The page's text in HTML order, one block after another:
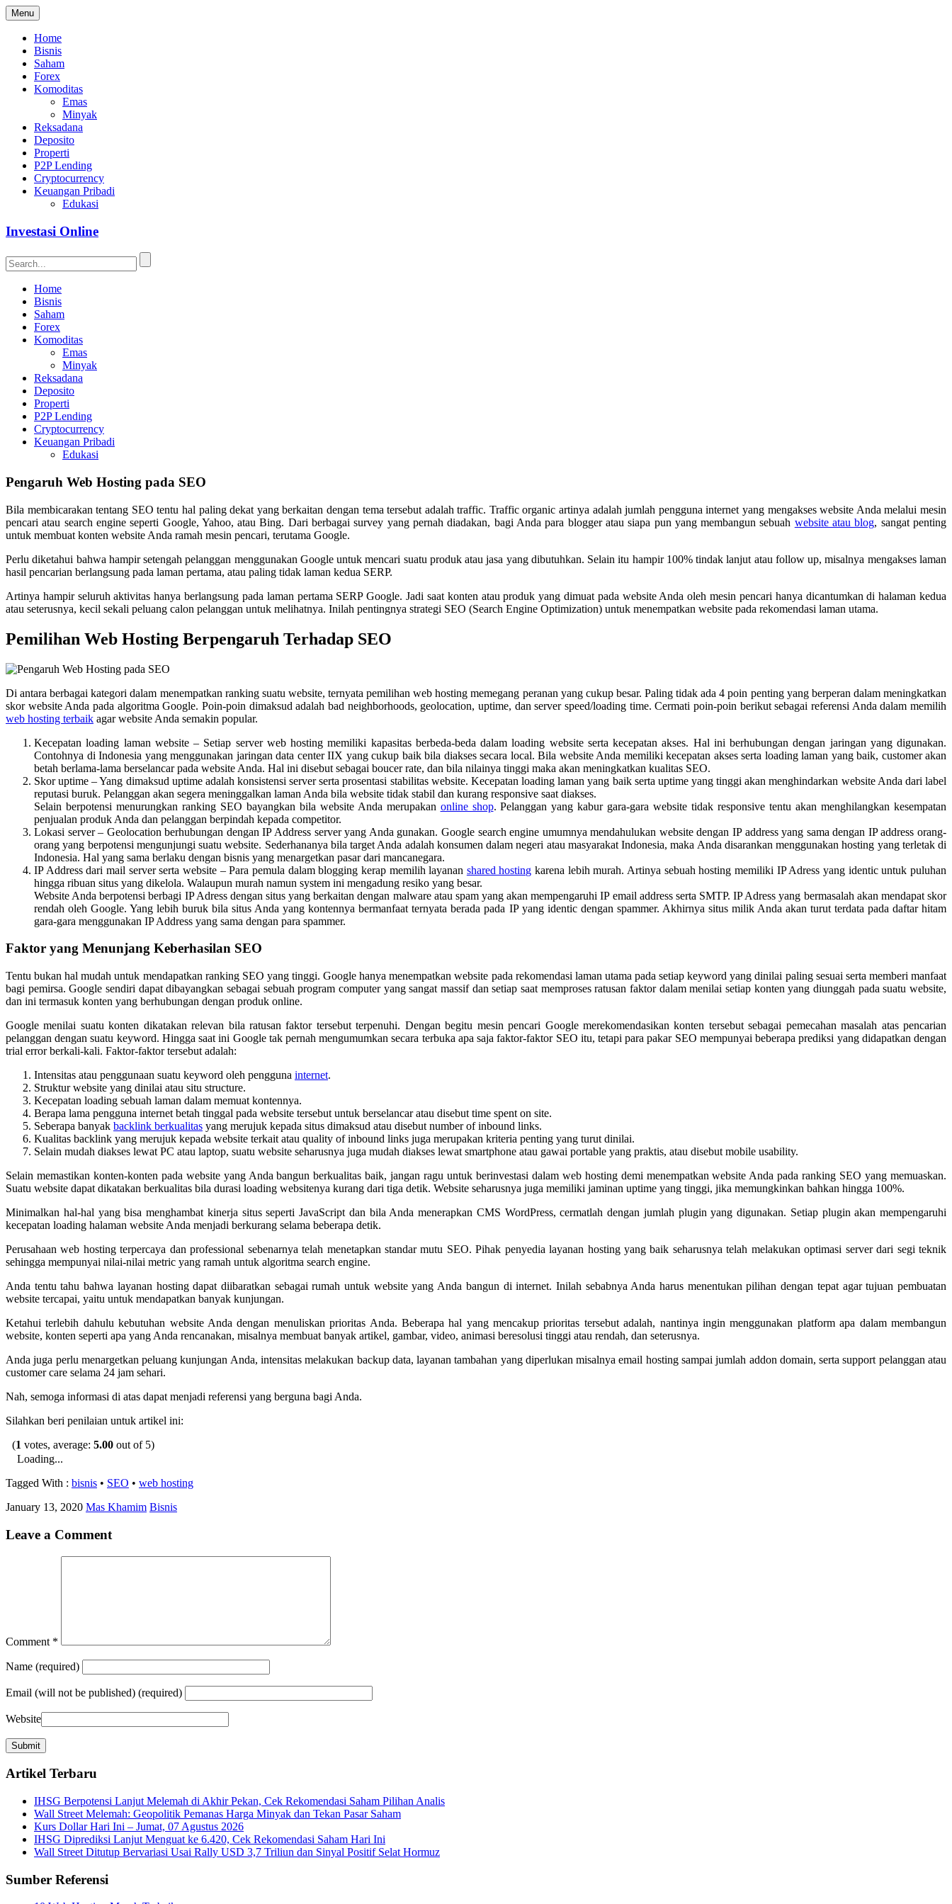
Menu
Home
Bisnis
Saham
Forex
Komoditas
Emas
Minyak
Reksadana
Deposito
Properti
P2P Lending
Cryptocurrency
Keuangan Pribadi
Edukasi
Investasi Online
Home
Bisnis
Saham
Forex
Komoditas
Emas
Minyak
Reksadana
Deposito
Properti
P2P Lending
Cryptocurrency
Keuangan Pribadi
Edukasi
Pengaruh Web Hosting pada SEO
Bila membicarakan tentang SEO tentu hal paling dekat yang berkaitan dengan tema tersebut adalah traffic. Traffic organic artinya adalah jumlah pengguna internet yang mengakses website Anda melalui mesin
pencari atau search engine seperti Google, Yahoo, atau Bing. Dari berbagai survey yang pernah diadakan, bagi Anda para blogger atau siapa pun yang membangun sebuah website atau blog, sangat penting
untuk membuat konten website Anda ramah mesin pencari, terutama Google.
Perlu diketahui bahwa hampir setengah pelanggan menggunakan Google untuk mencari suatu produk atau jasa yang dibutuhkan. Selain itu hampir 100% tindak lanjut atau follow up, misalnya mengakses laman
hasil pencarian berlangsung pada laman pertama, atau paling tidak laman kedua SERP.
Artinya hampir seluruh aktivitas hanya berlangsung pada laman pertama SERP Google. Jadi saat konten atau produk yang dimuat pada website Anda oleh mesin pencari hanya dicantumkan di halaman kedua
atau seterusnya, kecil sekali peluang calon pelanggan untuk melihatnya. Inilah pentingnya strategi SEO (Search Engine Optimization) untuk menempatkan website pada rekomendasi laman utama.
Pemilihan Web Hosting Berpengaruh Terhadap SEO
Di antara berbagai kategori dalam menempatkan ranking suatu website, ternyata pemilihan web hosting memegang peranan yang cukup besar. Paling tidak ada 4 poin penting yang berperan dalam meningkatkan
skor website Anda pada algoritma Google. Poin-poin dimaksud adalah bad neighborhoods, geolocation, uptime, dan server speed/loading time. Cermati poin-poin berikut sebagai referensi Anda dalam memilih
web hosting terbaik agar website Anda semakin popular.
Kecepatan loading laman website – Setiap server web hosting memiliki kapasitas berbeda-beda dalam loading website serta kecepatan akses. Hal ini berhubungan dengan jaringan yang digunakan.
Contohnya di Indonesia yang menggunakan jaringan data center IIX yang cukup baik bila diakses secara local. Bila website Anda memiliki kecepatan akses serta loading laman yang baik, customer akan
betah berlama-lama berselancar pada website Anda. Hal ini disebut sebagai boucer rate, dan bila nilainya tinggi maka akan meningkatkan kualitas SEO.
Skor uptime – Yang dimaksud uptime adalah konsistensi server serta prosentasi stabilitas website. Kecepatan loading laman yang baik serta uptime yang tinggi akan menghindarkan website Anda dari label
reputasi buruk. Pelanggan akan segera meninggalkan laman Anda bila website tidak stabil dan kurang responsive saat diakses.
Selain berpotensi menurungkan ranking SEO bayangkan bila website Anda merupakan online shop. Pelanggan yang kabur gara-gara website tidak responsive tentu akan menghilangkan kesempatan
penjualan produk Anda dan pelanggan berpindah kepada competitor.
Lokasi server – Geolocation berhubungan dengan IP Address server yang Anda gunakan. Google search engine umumnya mendahulukan website dengan IP address yang sama dengan IP address orang-
orang yang berpotensi mengunjungi suatu website. Sederhananya bila target Anda adalah konsumen dalam negeri atau masyarakat Indonesia, maka Anda disarankan menggunakan hosting yang terletak di
Indonesia. Hal yang sama berlaku dengan bisnis yang menargetkan pasar dari mancanegara.
IP Address dari mail server serta website – Para pemula dalam blogging kerap memilih layanan shared hosting karena lebih murah. Artinya sebuah hosting memiliki IP Adress yang identic untuk puluhan
hingga ribuan situs yang dikelola. Walaupun murah namun system ini mengadung resiko yang besar.
Website Anda berpotensi berbagi IP Adress dengan situs yang berkaitan dengan malware atau spam yang akan mempengaruhi IP email address serta SMTP. IP Adress yang bermasalah akan mendapat skor
rendah oleh Google. Yang lebih buruk bila situs Anda yang kontennya bermanfaat ternyata berada pada IP yang identic dengan spammer. Akhirnya situs milik Anda akan turut terdata pada daftar hitam
gara-gara menggunakan IP Address yang sama dengan para spammer.
Faktor yang Menunjang Keberhasilan SEO
Tentu bukan hal mudah untuk mendapatkan ranking SEO yang tinggi. Google hanya menempatkan website pada rekomendasi laman utama pada setiap keyword yang dinilai paling sesuai serta memberi manfaat
bagi pemirsa. Google sendiri dapat dibayangkan sebagai sebuah program computer yang sangat massif dan setiap saat memproses ratusan faktor dalam menilai setiap konten yang diunggah pada suatu website,
dan ini termasuk konten yang berhubungan dengan produk online.
Google menilai suatu konten dikatakan relevan bila ratusan faktor tersebut terpenuhi. Dengan begitu mesin pencari Google merekomendasikan konten tersebut sebagai pemecahan masalah atas pencarian
pelanggan dengan suatu keyword. Hingga saat ini Google tak pernah mengumumkan secara terbuka apa saja faktor-faktor SEO itu, tetapi para pakar SEO mempunyai beberapa prediksi yang didapatkan dengan
trial error berkali-kali. Faktor-faktor tersebut adalah:
Intensitas atau penggunaan suatu keyword oleh pengguna internet.
Struktur website yang dinilai atau situ structure.
Kecepatan loading sebuah laman dalam memuat kontennya.
Berapa lama pengguna internet betah tinggal pada website tersebut untuk berselancar atau disebut time spent on site.
Seberapa banyak backlink berkualitas yang merujuk kepada situs dimaksud atau disebut number of inbound links.
Kualitas backlink yang merujuk kepada website terkait atau quality of inbound links juga merupakan kriteria penting yang turut dinilai.
Selain mudah diakses lewat PC atau laptop, suatu website seharusnya juga mudah diakses lewat smartphone atau gawai portable yang praktis, atau disebut mobile usability.
Selain memastikan konten-konten pada website yang Anda bangun berkualitas baik, jangan ragu untuk berinvestasi dalam web hosting demi menempatkan website Anda pada ranking SEO yang memuaskan.
Suatu website dapat dikatakan berkualitas bila durasi loading websitenya kurang dari tiga detik. Website seharusnya juga memiliki jaminan uptime yang tinggi, jika memungkinkan bahkan hingga 100%.
Minimalkan hal-hal yang bisa menghambat kinerja situs seperti JavaScript dan bila Anda menerapkan CMS WordPress, cermatlah dengan jumlah plugin yang digunakan. Setiap plugin akan mempengaruhi
kecepatan loading halaman website Anda menjadi berkurang selama beberapa detik.
Perusahaan web hosting terpercaya dan professional sebenarnya telah menetapkan standar mutu SEO. Pihak penyedia layanan hosting yang baik seharusnya telah melakukan optimasi server dari segi teknik
sehingga mempunyai nilai-nilai metric yang ramah untuk algoritma search engine.
Anda tentu tahu bahwa layanan hosting dapat diibaratkan sebagai rumah untuk website yang Anda bangun di internet. Inilah sebabnya Anda harus menentukan pilihan dengan tepat agar tujuan pembuatan
website tercapai, yaitu untuk mendapatkan banyak kunjungan.
Ketahui terlebih dahulu kebutuhan website Anda dengan menuliskan prioritas Anda. Beberapa hal yang mencakup prioritas tersebut adalah, nantinya ingin menggunakan platform apa dalam membangun
website, konten seperti apa yang Anda rencanakan, misalnya membuat banyak artikel, gambar, video, animasi beresolusi tinggi atau rendah, dan seterusnya.
Anda juga perlu menargetkan peluang kunjungan Anda, intensitas melakukan backup data, layanan tambahan yang diperlukan misalnya email hosting sampai jumlah addon domain, serta support pelanggan atau
customer care selama 24 jam sehari.
Nah, semoga informasi di atas dapat menjadi referensi yang berguna bagi Anda.
Silahkan beri penilaian untuk artikel ini:
(1 votes, average: 5.00 out of 5)
Loading...
Tagged With : bisnis • SEO • web hosting
January 13, 2020 Mas Khamim Bisnis
Leave a Comment
Comment *
Name (required)
Email (will not be published) (required)
Website
Artikel Terbaru
IHSG Berpotensi Lanjut Melemah di Akhir Pekan, Cek Rekomendasi Saham Pilihan Analis
Wall Street Melemah: Geopolitik Pemanas Harga Minyak dan Tekan Pasar Saham
Kurs Dollar Hari Ini – Jumat, 07 Agustus 2026
IHSG Diprediksi Lanjut Menguat ke 6.420, Cek Rekomendasi Saham Hari Ini
Wall Street Ditutup Bervariasi Usai Rally USD 3,7 Triliun dan Sinyal Positif Selat Hormuz
Sumber Referensi